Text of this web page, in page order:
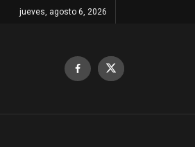
jueves, agosto 6, 2026